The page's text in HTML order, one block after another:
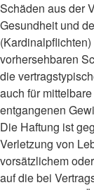
Schäden aus der
Gesundheit und
vorhersehbaren
die
auch für
entgangenen
Die Haftung ist
Verletzung von
vorsätzlichem
auf die bei